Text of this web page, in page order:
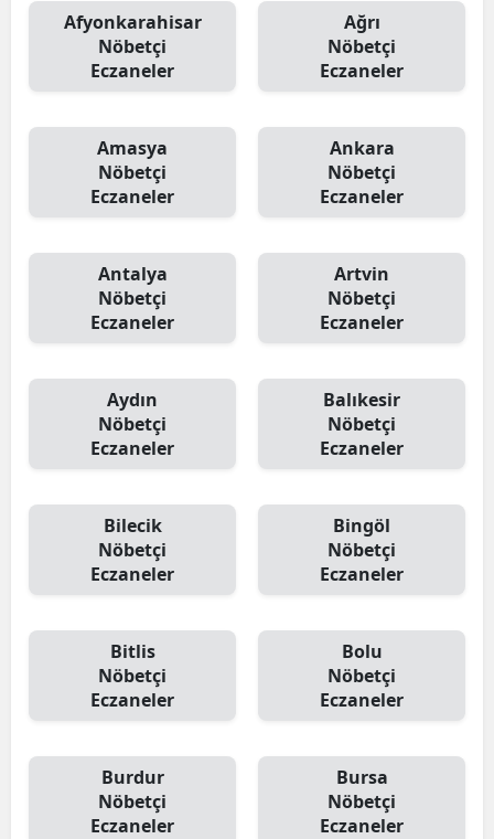
Afyonkarahisar
Nöbetçi
Eczaneler
Ağrı
Nöbetçi
Eczaneler
Amasya
Nöbetçi
Eczaneler
Ankara
Nöbetçi
Eczaneler
Antalya
Nöbetçi
Eczaneler
Artvin
Nöbetçi
Eczaneler
Aydın
Nöbetçi
Eczaneler
Balıkesir
Nöbetçi
Eczaneler
Bilecik
Nöbetçi
Eczaneler
Bingöl
Nöbetçi
Eczaneler
Bitlis
Nöbetçi
Eczaneler
Bolu
Nöbetçi
Eczaneler
Burdur
Nöbetçi
Eczaneler
Bursa
Nöbetçi
Eczaneler